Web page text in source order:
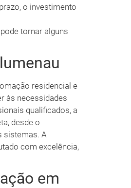
o investimento
tornar alguns
residencial e
às necessidades
qualificados, a
desde o
sistemas. A
com excelência,
em